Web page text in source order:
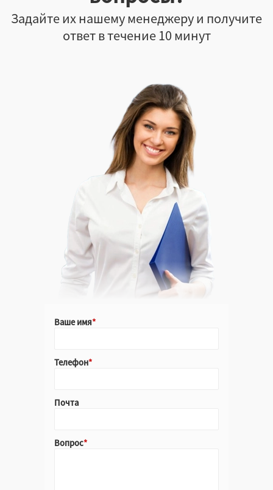
Цветной
Задайте их нашему менеджеру и получите
ответ в течение 10 минут
Ваше имя
Телефон
Почта
Вопрос